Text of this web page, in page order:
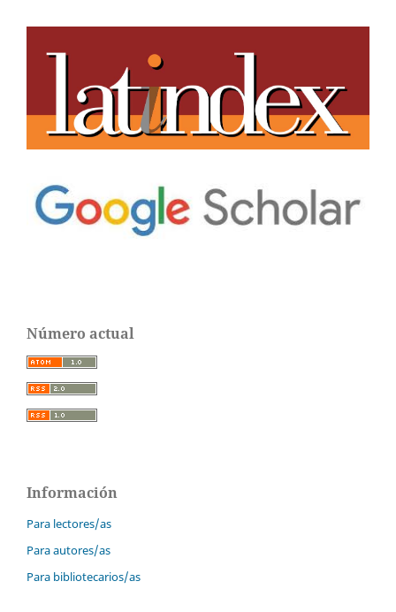
Número actual
Información
Para lectores/as
Para autores/as
Para bibliotecarios/as